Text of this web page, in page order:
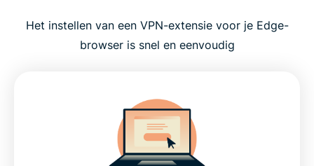
Het instellen van een VPN-extensie voor je Edge-
browser is snel en eenvoudig